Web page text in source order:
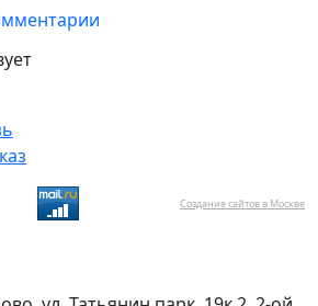
Создание сайтов в Москве